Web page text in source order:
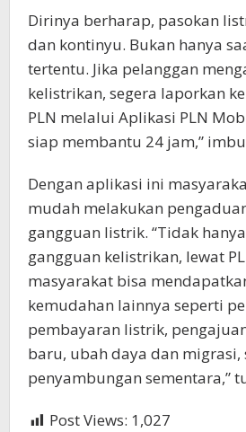
Dirinya berharap, pasokan
dan kontinyu. Bukan hanya
tertentu. Jika pelanggan
kelistrikan, segera laporkan
PLN melalui Aplikasi PLN
siap membantu 24 jam,”
Dengan aplikasi ini
mudah melakukan
gangguan listrik. “Tidak
gangguan kelistrikan, lewat
masyarakat bisa
kemudahan lainnya seperti
pembayaran listrik,
baru, ubah daya dan migrasi,
penyambungan sementara,”
Post Views: 1,027